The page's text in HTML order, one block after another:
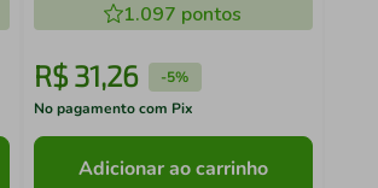
1.097 pontos
R$ 31,26 -5%
No pagamento com Pix
Adicionar ao carrinho